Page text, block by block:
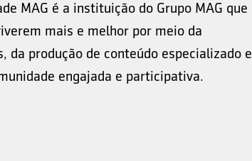
MAG é a instituição do Grupo MAG que
mais e melhor por meio da
da produção de conteúdo especializado e
engajada e participativa.